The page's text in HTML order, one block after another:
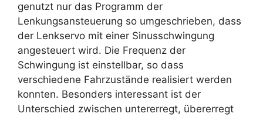
genutzt nur das Programm der
Lenkungsansteuerung so umgeschrieben, dass
der Lenkservo mit einer Sinusschwingung
angesteuert wird. Die Frequenz der
Schwingung ist einstellbar, so dass
verschiedene Fahrzustände realisiert werden
konnten. Besonders interessant ist der
Unterschied zwischen untererregt, übererregt